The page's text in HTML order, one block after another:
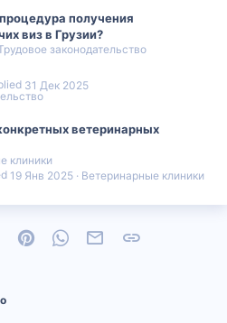
получения
виз в Грузии?
законодательство
31 Дек 2025
ветеринарных
клиники
Ветеринарные клиники
19 Янв 2025
Reddit PinterestWhatsAppЭлектронная почта